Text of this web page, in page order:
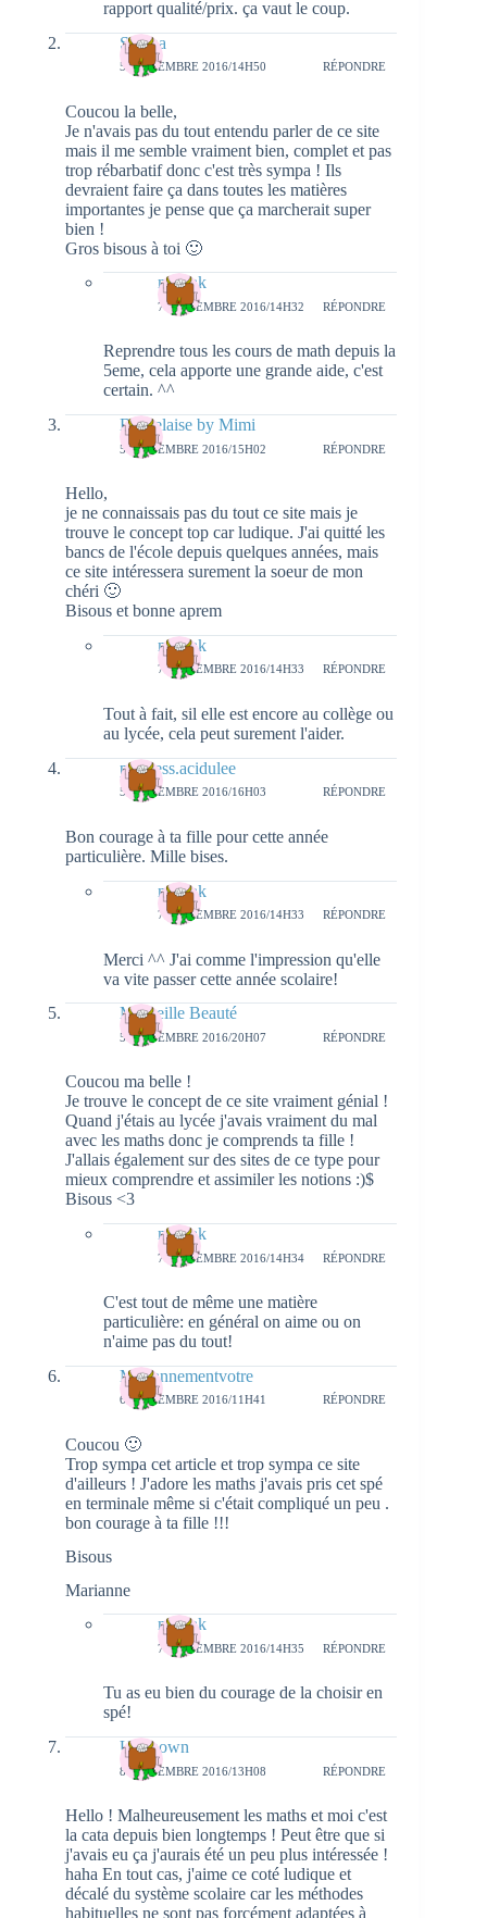
rapport qualité/prix. ça vaut le coup.
Serena
5 SEPTEMBRE 2016/14H50 RÉPONDRE
Coucou la belle,
Je n'avais pas du tout entendu parler de ce site
mais il me semble vraiment bien, complet et pas
trop rébarbatif donc c'est très sympa ! Ils
devraient faire ça dans toutes les matières
importantes je pense que ça marcherait super
bien !
Gros bisous à toi 🙂
natieak
7 SEPTEMBRE 2016/14H32 RÉPONDRE
Reprendre tous les cours de math depuis la
5eme, cela apporte une grande aide, c'est
certain. ^^
Bordelaise by Mimi
5 SEPTEMBRE 2016/15H02 RÉPONDRE
Hello,
je ne connaissais pas du tout ce site mais je
trouve le concept top car ludique. J'ai quitté les
bancs de l'école depuis quelques années, mais
ce site intéressera surement la soeur de mon
chéri 🙂
Bisous et bonne aprem
natieak
7 SEPTEMBRE 2016/14H33 RÉPONDRE
Tout à fait, sil elle est encore au collège ou
au lycée, cela peut surement l'aider.
princess.acidulee
5 SEPTEMBRE 2016/16H03 RÉPONDRE
Bon courage à ta fille pour cette année
particulière. Mille bises.
natieak
7 SEPTEMBRE 2016/14H33 RÉPONDRE
Merci ^^ J'ai comme l'impression qu'elle
va vite passer cette année scolaire!
Merveille Beauté
5 SEPTEMBRE 2016/20H07 RÉPONDRE
Coucou ma belle !
Je trouve le concept de ce site vraiment génial !
Quand j'étais au lycée j'avais vraiment du mal
avec les maths donc je comprends ta fille !
J'allais également sur des sites de ce type pour
mieux comprendre et assimiler les notions :)$
Bisous <3
natieak
7 SEPTEMBRE 2016/14H34 RÉPONDRE
C'est tout de même une matière
particulière: en général on aime ou on
n'aime pas du tout!
Mariannementvotre
6 SEPTEMBRE 2016/11H41 RÉPONDRE
Coucou 🙂
Trop sympa cet article et trop sympa ce site
d'ailleurs ! J'adore les maths j'avais pris cet spé
en terminale même si c'était compliqué un peu .
bon courage à ta fille !!!
Bisous
Marianne
natieak
7 SEPTEMBRE 2016/14H35 RÉPONDRE
Tu as eu bien du courage de la choisir en
spé!
Unknown
8 SEPTEMBRE 2016/13H08 RÉPONDRE
Hello ! Malheureusement les maths et moi c'est
la cata depuis bien longtemps ! Peut être que si
j'avais eu ça j'aurais été un peu plus intéressée !
haha En tout cas, j'aime ce coté ludique et
décalé du système scolaire car les méthodes
habituelles ne sont pas forcément adaptées à